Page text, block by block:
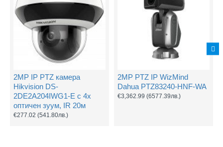
2MP IP PTZ камера
Hikvision DS-
2DE2A204IWG1-E с 4х
оптичен зуум, IR 20м
€277.02 (541.80лв.)
2MP PTZ IP WizMind
Dahua PTZ83240-HNF-WA
€3,362.99 (6577.39лв.)